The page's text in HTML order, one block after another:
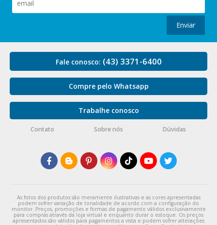
Enviar
Fale conosco: (43) 3371-6400
Compre pelo Whatsapp
Trabalhe conosco
Contato Sobre nós Dúvidas
As fotos dos produtos são meramente ilustrativas e as cores apresentadas
podem sofrer variação de tonalidade de acordo com a configuração do
monitor. Preços, promoções e formas de pagamento válidos exclusivamente
para compras através da loja virtual e enquanto durar o estoque. Os preços
apresentados são válidos para pagamentos a vista e podem sofrer alterações